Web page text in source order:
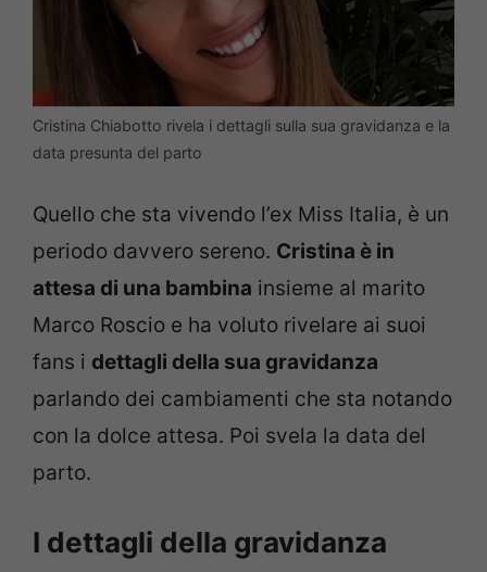
Cristina Chiabotto rivela i dettagli sulla sua gravidanza e la
data presunta del parto
Quello che sta vivendo l’ex Miss Italia, è un
periodo davvero sereno. Cristina è in
attesa di una bambina insieme al marito
Marco Roscio e ha voluto rivelare ai suoi
fans i dettagli della sua gravidanza
parlando dei cambiamenti che sta notando
con la dolce attesa. Poi svela la data del
parto.
I dettagli della gravidanza